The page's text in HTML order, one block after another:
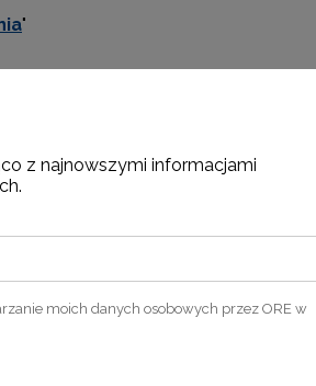
"
z najnowszymi informacjami
moich danych osobowych przez ORE w